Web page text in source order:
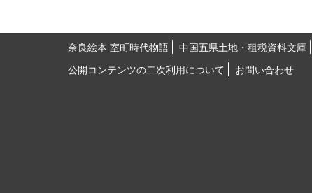
奈良絵本 室町時代物語 中国五県土地・租税資料文庫
公開コンテンツの二次利用について
お問い合わせ